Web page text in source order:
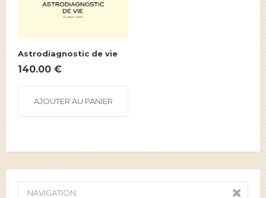
Astrodiagnostic de vie
140.00 €
AJOUTER AU PANIER
NAVIGATION